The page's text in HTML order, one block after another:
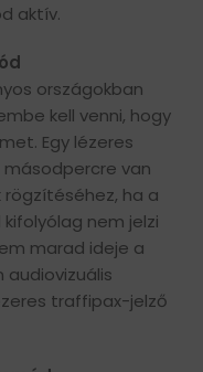
aktív.
országokban
kell venni, hogy
Egy lézeres
van
ha a
kifolyólag nem jelzi
marad ideje a
audiovizuális
traffipax-jelző